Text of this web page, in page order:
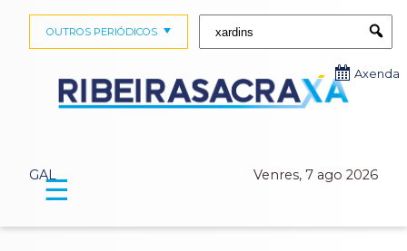
GAL Venres, 7 ago 2026
OUTROS PERIÓDICOS
Axenda
☰